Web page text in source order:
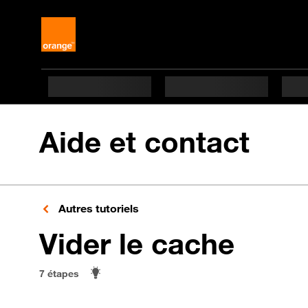
Aide et contact
Autres tutoriels
Vider le cache
7 étapes